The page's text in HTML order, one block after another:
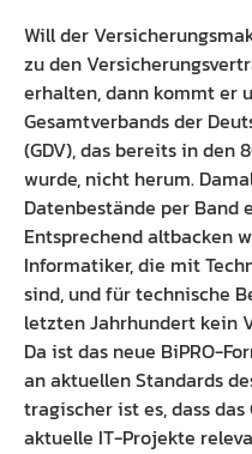
Presse
Kontakt
Datenschutz
Will der
zu den
erhalten, dann kommt er
Gesamtverbands der
(GDV), das bereits in den
wurde, nicht herum.
Datenbestände per Band
Entsprechend altbacken
Informatiker, die mit
sind, und für technische
letzten Jahrhundert kein
Da ist das neue BiPRO-
an aktuellen Standards
tragischer ist es, dass
aktuelle IT-Projekte